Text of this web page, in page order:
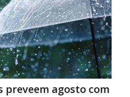
preveem agosto com